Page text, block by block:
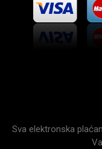
Sva elektronska